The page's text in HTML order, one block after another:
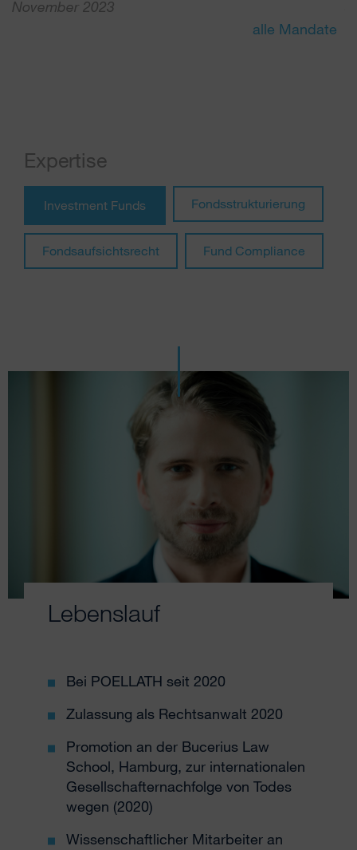
November 2023
alle Mandate
Expertise
Investment Funds Fondsstrukturierung
Fondsaufsichtsrecht Fund Compliance
Lebenslauf
Bei POELLATH seit 2020
Zulassung als Rechtsanwalt 2020
Promotion an der Bucerius Law
School, Hamburg, zur internationalen
Gesellschafternachfolge von Todes
wegen (2020)
Wissenschaftlicher Mitarbeiter an